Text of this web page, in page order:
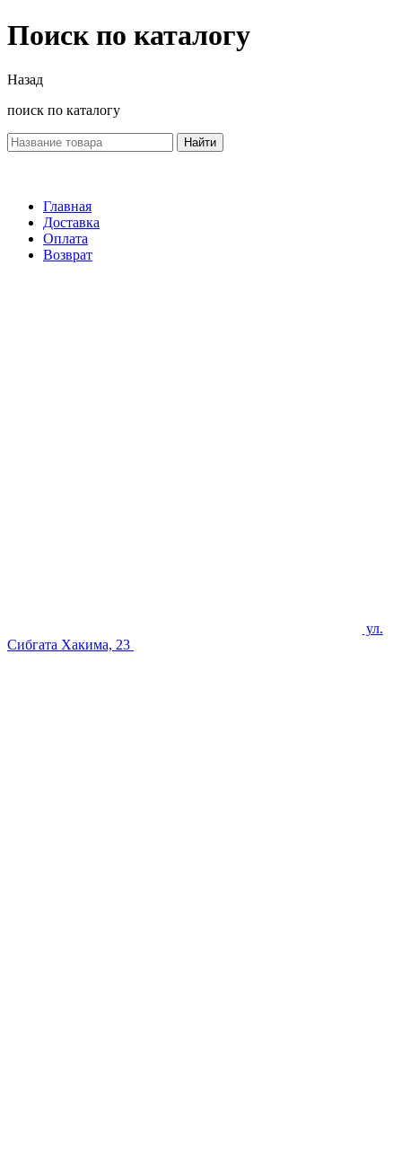
Поиск по каталогу
Назад
поиск по каталогу
Найти
Главная
Доставка
Оплата
Возврат
ул.
Сибгата Хакима, 23